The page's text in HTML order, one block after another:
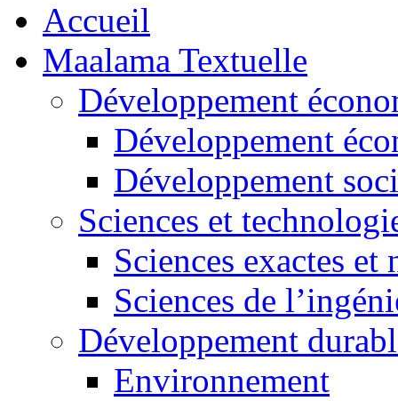
Accueil
Maalama Textuelle
Développement
Développement
Développement
Sciences et
Sciences exactes et
Sciences de
Développement
Environnement